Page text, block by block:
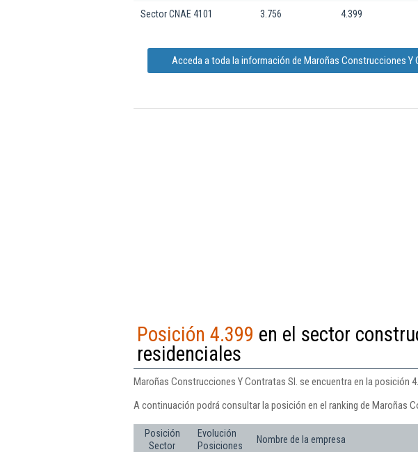
Sector CNAE 4101 3.756 4.399
Acceda a toda la información de Maroñas Construcciones Y
Posición 4.399 en el sector
residenciales
Maroñas Construcciones Y Contratas Sl. se encuentra en la posición
A continuación podrá consultar la posición en el ranking de Maroñas
Posición
Sector
Evolución
Posiciones
Nombre de la empresa